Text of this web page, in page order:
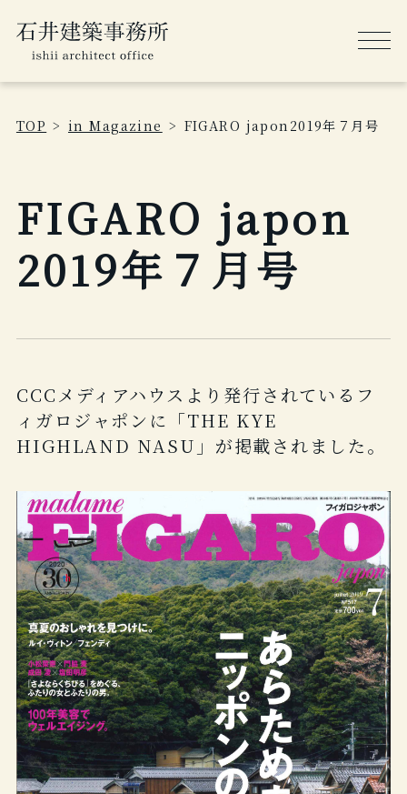
TOP in Magazine FIGARO japon2019年７月号
FIGARO japon
2019年７月号
CCCメディアハウスより発行されているフ
ィガロジャポンに「THE KYE
HIGHLAND NASU」が掲載されました。